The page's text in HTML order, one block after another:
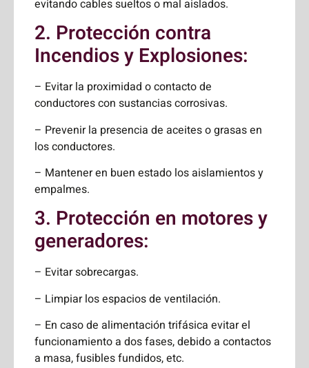
evitando cables sueltos o mal aislados.
2. Protección contra
Incendios y Explosiones:
– Evitar la proximidad o contacto de
conductores con sustancias corrosivas.
– Prevenir la presencia de aceites o grasas en
los conductores.
– Mantener en buen estado los aislamientos y
empalmes.
3. Protección en motores y
generadores:
– Evitar sobrecargas.
– Limpiar los espacios de ventilación.
– En caso de alimentación trifásica evitar el
funcionamiento a dos fases, debido a contactos
a masa, fusibles fundidos, etc.